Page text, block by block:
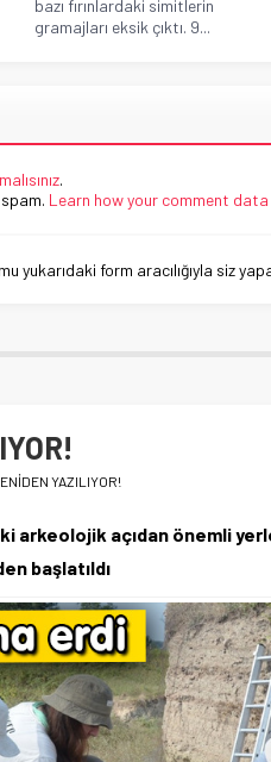
bazı fırınlardaki simitlerin
gramajları eksik çıktı. 9...
.
Learn how your comment
yukarıdaki form aracılığıyla siz
YAZILIYOR!
arkeolojik açıdan önemli
başlatıldı